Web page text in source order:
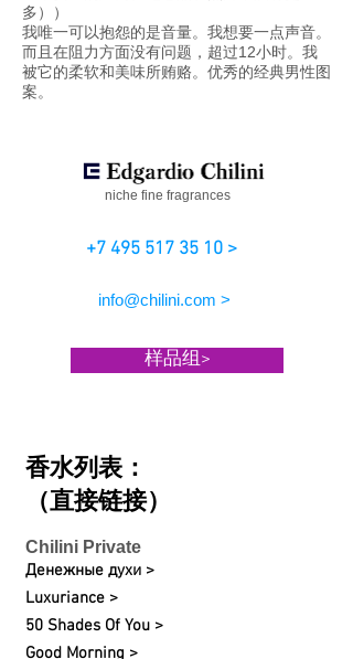
多））
我唯一可以抱怨的是音量。我想要一点声音。
而且在阻力方面没有问题，超过12小时。我
被它的柔软和美味所贿赂。优秀的经典男性图
案。
niche fine fragrances
+7 495 517 35 10 >
info@chilini.com >
样品组>
香水列表：
（直接链接）
Chilini Private
Денежные духи >
Luxuriance >
50 Shades Of You >
Good Morning >